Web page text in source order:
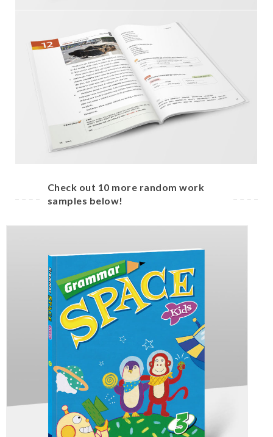
Check out 10 more random work
samples below!